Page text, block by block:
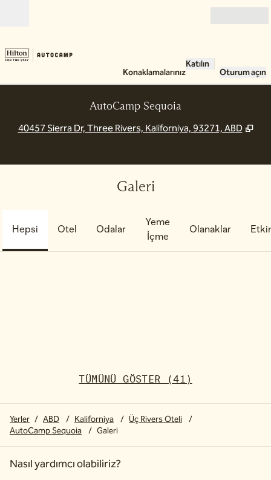
Konaklamalarınız
Katılın
Oturum açın
AutoCamp Sequoia
40457 Sierra Dr, Three Rivers, Kaliforniya, 93271, ABD ,
Galeri
Hepsi Otel Odalar
Yeme
İçme
Olanaklar
TÜMÜNÜ GÖSTER (41)
Yerler / ABD / Kaliforniya / Üç Rivers Oteli
/
AutoCamp Sequoia
/ Galeri
Nasıl yardımcı olabiliriz?